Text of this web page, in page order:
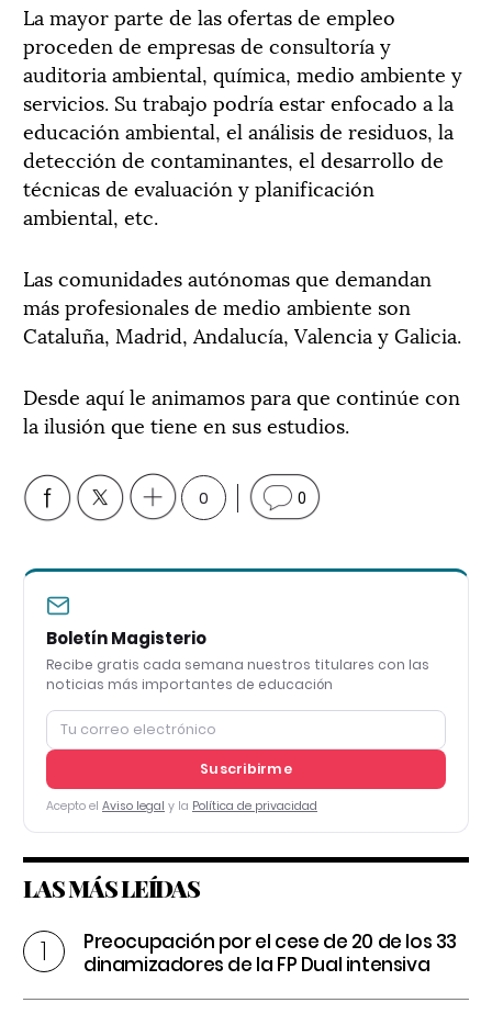
La mayor parte de las ofertas de empleo
proceden de empresas de consultoría y
auditoria ambiental, química, medio ambiente y
servicios. Su trabajo podría estar enfocado a la
educación ambiental, el análisis de residuos, la
detección de contaminantes, el desarrollo de
técnicas de evaluación y planificación
ambiental, etc.
Las comunidades autónomas que demandan
más profesionales de medio ambiente son
Cataluña, Madrid, Andalucía, Valencia y Galicia.
Desde aquí le animamos para que continúe con
la ilusión que tiene en sus estudios.
0 0
Boletín Magisterio
Recibe gratis cada semana nuestros titulares con las
noticias más importantes de educación
Suscribirme
Acepto el Aviso legal y la Política de privacidad
LAS MÁS LEÍDAS
Preocupación por el cese de 20 de los 33
dinamizadores de la FP Dual intensiva